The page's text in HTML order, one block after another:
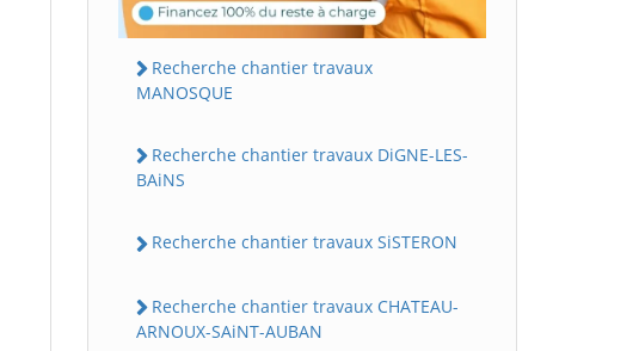
Recherche chantier travaux
MANOSQUE
Recherche chantier travaux DiGNE-LES-
BAiNS
Recherche chantier travaux SiSTERON
Recherche chantier travaux CHATEAU-
ARNOUX-SAiNT-AUBAN